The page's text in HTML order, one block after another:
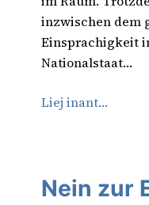
inzwischen dem
Einsprachigkeit
Nationalstaat…
Liej inant…
Nein zur